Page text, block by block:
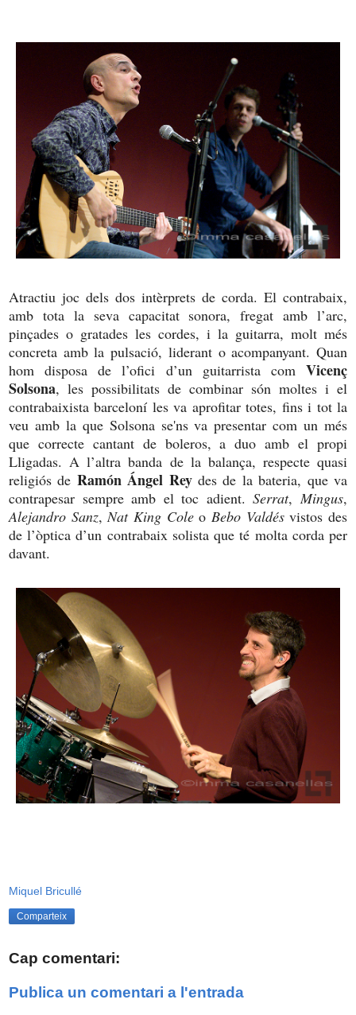
Atractiu joc dels dos intèrprets de corda. El contrabaix,
amb tota la seva capacitat sonora, fregat amb l’arc,
pinçades o gratades les cordes, i la guitarra, molt més
concreta amb la pulsació, liderant o acompanyant. Quan
hom disposa de l’ofici d’un guitarrista com Vicenç
Solsona, les possibilitats de combinar són moltes i el
contrabaixista barceloní les va aprofitar totes, fins i tot la
veu amb la que Solsona se'ns va presentar com un més
que correcte cantant de boleros, a duo amb el propi
Lligadas. A l’altra banda de la balança, respecte quasi
religiós de Ramón Ángel Reydes de la bateria, que va
contrapesar sempre amb el toc adient.Serrat, Mingus,
Alejandro Sanz, Nat King Coleo Bebo Valdésvistos des
de l’òptica d’un contrabaix solista que té molta corda per
davant.
Miquel Bricullé
Comparteix
Cap comentari:
Publica un comentari a l'entrada